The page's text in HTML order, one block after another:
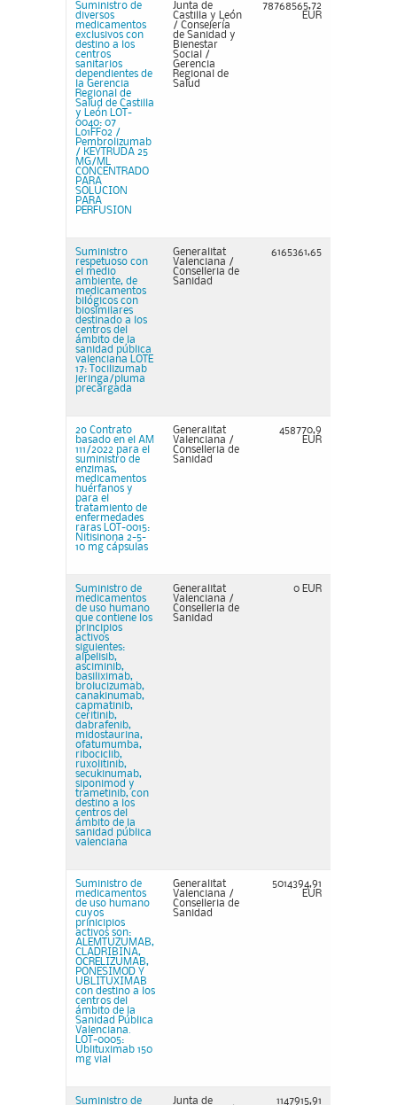
Suministro de
diversos
medicamentos
exclusivos con
destino a los
centros
sanitarios
dependientes de
la Gerencia
Regional de
Salud de Castilla
y León LOT-
0040: 07
L01FF02 /
Pembrolizumab
/ KEYTRUDA 25
MG/ML
CONCENTRADO
PARA
SOLUCION
PARA
PERFUSION
Junta de
Castilla y León
/ Consejería
de Sanidad y
Bienestar
Social /
Gerencia
Regional de
Salud
78768565,72
EUR
Suministro
respetuoso con
el medio
ambiente, de
medicamentos
bilógicos con
biosimilares
destinado a los
centros del
ámbito de la
sanidad pública
valenciana LOTE
17: Tocilizumab
jeringa/pluma
precargada
Generalitat
Valenciana /
Conselleria de
Sanidad
6165361,65
2o Contrato
basado en el AM
111/2022 para el
suministro de
enzimas,
medicamentos
huérfanos y
para el
tratamiento de
enfermedades
raras LOT-0015:
Nitisinona 2-5-
10 mg cápsulas
Generalitat
Valenciana /
Conselleria de
Sanidad
458770,9
EUR
Suministro de
medicamentos
de uso humano
que contiene los
principios
activos
siguientes:
alpelisib,
asciminib,
basiliximab,
brolucizumab,
canakinumab,
capmatinib,
ceritinib,
dabrafenib,
midostaurina,
ofatumumba,
ribociclib,
ruxolitinib,
secukinumab,
siponimod y
trametinib, con
destino a los
centros del
ámbito de la
sanidad pública
valenciana
Generalitat
Valenciana /
Conselleria de
Sanidad
0 EUR
Suministro de
medicamentos
de uso humano
cuyos
prinicipios
activos son:
ALEMTUZUMAB,
CLADRIBINA,
OCRELIZUMAB,
PONESIMOD Y
UBLITUXIMAB
con destino a los
centros del
ámbito de la
Sanidad Pública
Valenciana.
LOT-0005:
Ublituximab 150
mg vial
Generalitat
Valenciana /
Conselleria de
Sanidad
5014394,91
EUR
Suministro de
Junta de
1147915,91